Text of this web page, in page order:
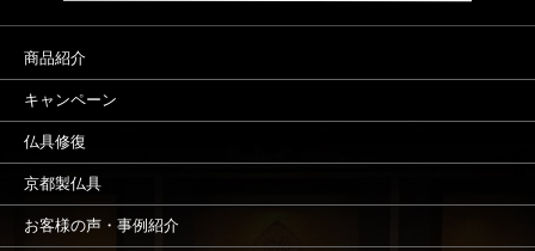
商品紹介
キャンペーン
仏具修復
京都製仏具
お客様の声・事例紹介